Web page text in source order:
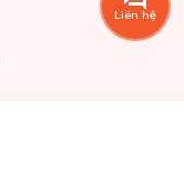
Liên hệ